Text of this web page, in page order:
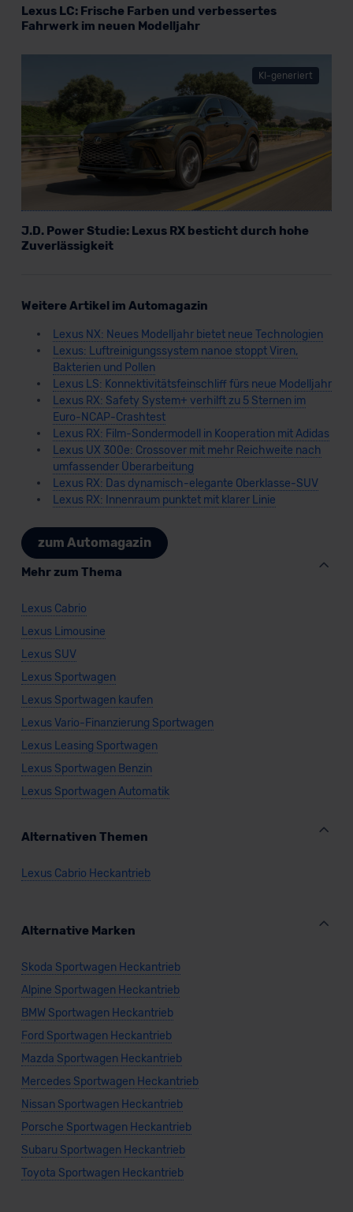
Lexus LC: Frische Farben und verbessertes
Fahrwerk im neuen Modelljahr
KI-generiert
J.D. Power Studie: Lexus RX besticht durch hohe
Zuverlässigkeit
Weitere Artikel im Automagazin
Lexus NX: Neues Modelljahr bietet neue Technologien
Lexus: Luftreinigungssystem nanoe stoppt Viren,
Bakterien und Pollen
Lexus LS: Konnektivitätsfeinschliff fürs neue Modelljahr
Lexus RX: Safety System+ verhilft zu 5 Sternen im
Euro-NCAP-Crashtest
Lexus RX: Film-Sondermodell in Kooperation mit Adidas
Lexus UX 300e: Crossover mit mehr Reichweite nach
umfassender Überarbeitung
Lexus RX: Das dynamisch-elegante Oberklasse-SUV
Lexus RX: Innenraum punktet mit klarer Linie
zum Automagazin
Mehr zum Thema
Lexus Cabrio
Lexus Limousine
Lexus SUV
Lexus Sportwagen
Lexus Sportwagen kaufen
Lexus Vario-Finanzierung Sportwagen
Lexus Leasing Sportwagen
Lexus Sportwagen Benzin
Lexus Sportwagen Automatik
Alternativen Themen
Lexus Cabrio Heckantrieb
Alternative Marken
Skoda Sportwagen Heckantrieb
Alpine Sportwagen Heckantrieb
BMW Sportwagen Heckantrieb
Ford Sportwagen Heckantrieb
Mazda Sportwagen Heckantrieb
Mercedes Sportwagen Heckantrieb
Nissan Sportwagen Heckantrieb
Porsche Sportwagen Heckantrieb
Subaru Sportwagen Heckantrieb
Toyota Sportwagen Heckantrieb